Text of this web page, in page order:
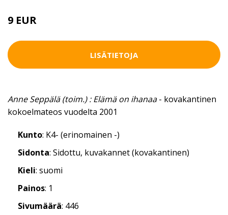
9 EUR
LISÄTIETOJA
Anne Seppälä (toim.) : Elämä on ihanaa- kovakantinen
kokoelmateos vuodelta 2001
Kunto: K4- (erinomainen -)
Sidonta: Sidottu, kuvakannet (kovakantinen)
Kieli: suomi
Painos: 1
Sivumäärä: 446